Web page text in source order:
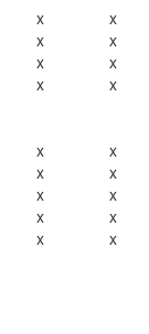
x
x
x
x
x
x
x x
x
x
x
x
x
x
x
x
x
x